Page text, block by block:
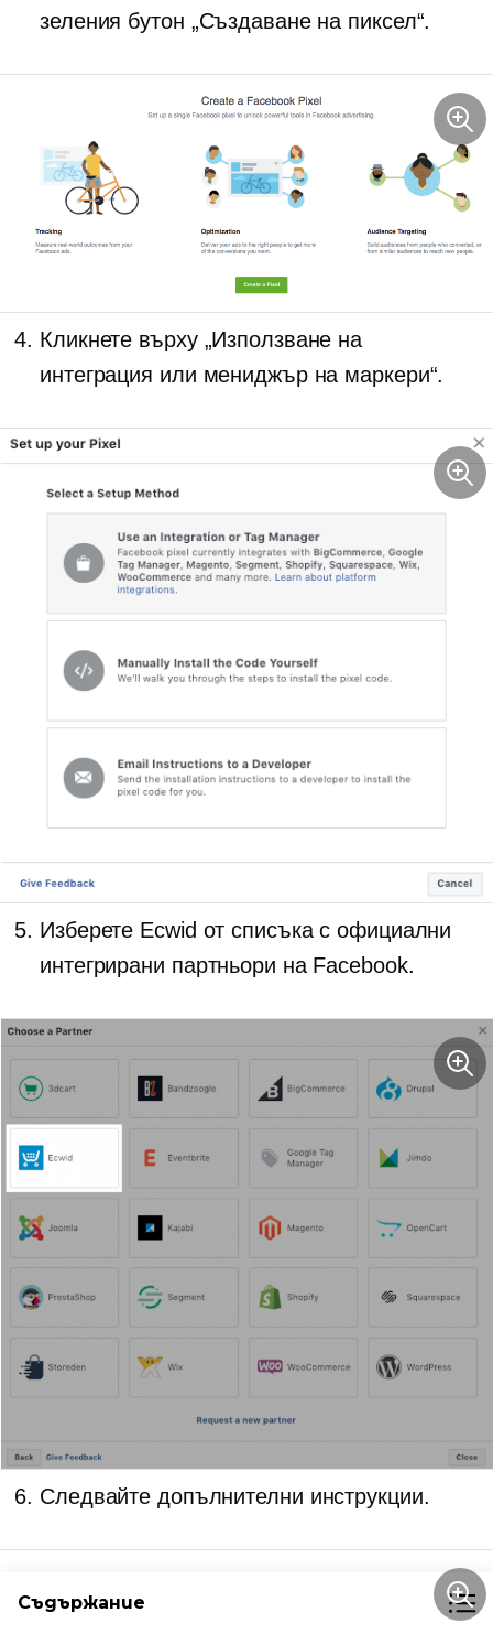
зеления бутон „Създаване на пиксел“.
Кликнете върху „Използване на
интеграция или мениджър на маркери“.
Изберете Ecwid от списъка с официални
интегрирани партньори на Facebook.
Следвайте допълнителни инструкции.
Съдържание